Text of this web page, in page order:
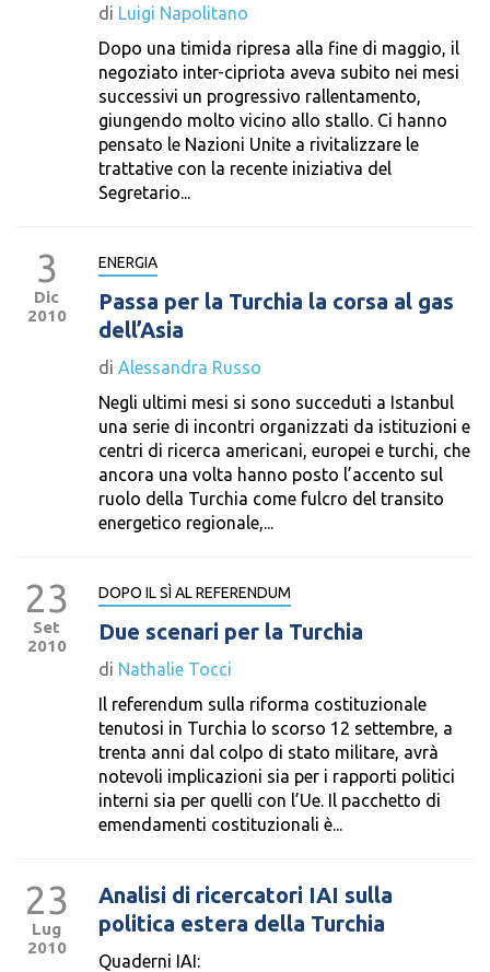
di Luigi Napolitano
Dopo una timida ripresa alla fine di maggio, il
negoziato inter-cipriota aveva subito nei mesi
successivi un progressivo rallentamento,
giungendo molto vicino allo stallo. Ci hanno
pensato le Nazioni Unite a rivitalizzare le
trattative con la recente iniziativa del
Segretario...
3
Dic
2010
ENERGIA
Passa per la Turchia la corsa al gas
dell’Asia
di Alessandra Russo
Negli ultimi mesi si sono succeduti a Istanbul
una serie di incontri organizzati da istituzioni e
centri di ricerca americani, europei e turchi, che
ancora una volta hanno posto l’accento sul
ruolo della Turchia come fulcro del transito
energetico regionale,...
23
Set
2010
DOPO IL SÌ AL REFERENDUM
Due scenari per la Turchia
di Nathalie Tocci
Il referendum sulla riforma costituzionale
tenutosi in Turchia lo scorso 12 settembre, a
trenta anni dal colpo di stato militare, avrà
notevoli implicazioni sia per i rapporti politici
interni sia per quelli con l’Ue. Il pacchetto di
emendamenti costituzionali è...
23
Lug
2010
Analisi di ricercatori IAI sulla
politica estera della Turchia
Quaderni IAI: